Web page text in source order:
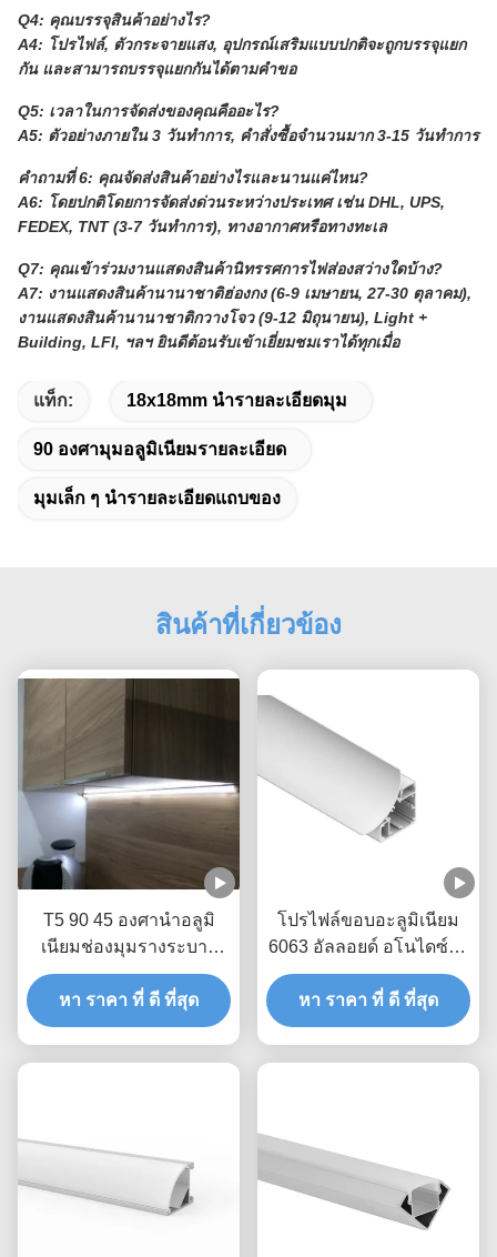
Q4: คุณบรรจุสินค้าอย่างไร?
A4: โปรไฟล์, ตัวกระจายแสง, อุปกรณ์เสริมแบบปกติจะถูกบรรจุแยก
กัน และสามารถบรรจุแยกกันได้ตามคำขอ
Q5: เวลาในการจัดส่งของคุณคืออะไร?
A5: ตัวอย่างภายใน 3 วันทำการ, คำสั่งซื้อจำนวนมาก 3-15 วันทำการ
คำถามที่ 6: คุณจัดส่งสินค้าอย่างไรและนานแค่ไหน?
A6: โดยปกติโดยการจัดส่งด่วนระหว่างประเทศ เช่น DHL, UPS,
FEDEX, TNT (3-7 วันทำการ), ทางอากาศหรือทางทะเล
Q7: คุณเข้าร่วมงานแสดงสินค้านิทรรศการไฟส่องสว่างใดบ้าง?
A7: งานแสดงสินค้านานาชาติฮ่องกง (6-9 เมษายน, 27-30 ตุลาคม),
งานแสดงสินค้านานาชาติกวางโจว (9-12 มิถุนายน), Light +
Building, LFI, ฯลฯ ยินดีต้อนรับเข้าเยี่ยมชมเราได้ทุกเมื่อ
แท็ก: 18x18mm นำรายละเอียดมุม
90 องศามุมอลูมิเนียมรายละเอียด
มุมเล็ก ๆ นำรายละเอียดแถบของ
สินค้าที่เกี่ยวข้อง
T5 90 45 องศานำอลูมิ
เนียมช่องมุมรางระบาย
ความร้อนด้วย Pmma
Cover Clip
หา ราคา ที่ ดี ที่สุด
โปรไฟล์ขอบอะลูมิเนียม
6063 อัลลอยด์ อโนไดซ์ผิว
ขนาด 75*95 มม. สำหรับ
ไฟ LED เข้ามุม
หา ราคา ที่ ดี ที่สุด